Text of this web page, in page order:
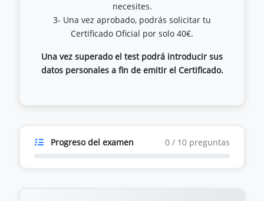
necesites.
3- Una vez aprobado, podrás solicitar tu
Una vez superado el test podrá introducir sus
datos personales a fin de emitir el Certificado.
Progreso del examen 0 / 10 preguntas